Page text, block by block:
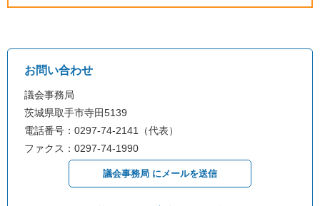
お問い合わせ
議会事務局
茨城県取手市寺田5139
電話番号：0297-74-2141（代表）
ファクス：0297-74-1990
議会事務局 にメールを送信